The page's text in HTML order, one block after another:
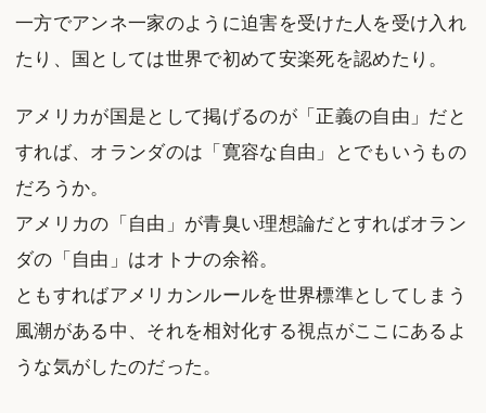
一方でアンネ一家のように迫害を受けた人を受け入れ
たり、国としては世界で初めて安楽死を認めたり。
アメリカが国是として掲げるのが「正義の自由」だと
すれば、オランダのは「寛容な自由」とでもいうもの
だろうか。
アメリカの「自由」が青臭い理想論だとすればオラン
ダの「自由」はオトナの余裕。
ともすればアメリカンルールを世界標準としてしまう
風潮がある中、それを相対化する視点がここにあるよ
うな気がしたのだった。